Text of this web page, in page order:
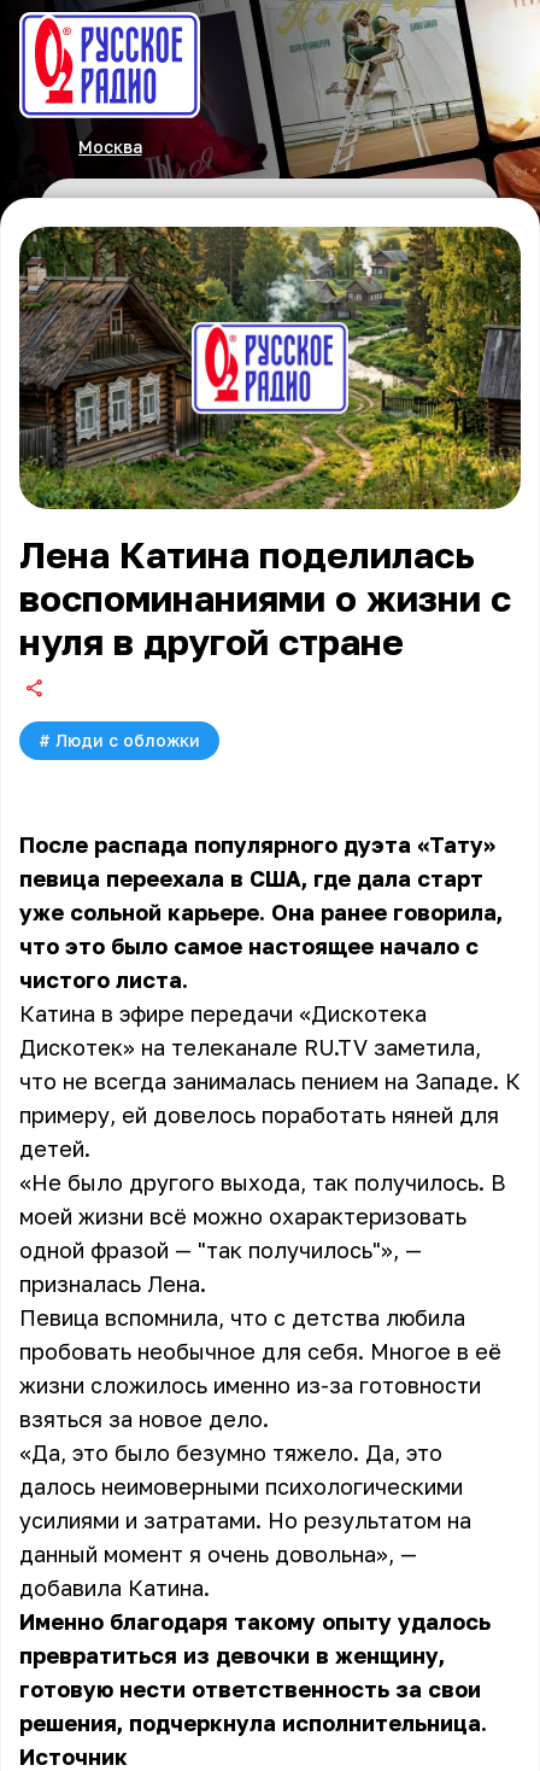
Москва
Лена Катина поделилась
воспоминаниями о жизни с
нуля в другой стране
# Люди с обложки
После распада популярного дуэта «Тату»
певица переехала в США, где дала старт
уже сольной карьере. Она ранее говорила,
что это было самое настоящее начало с
чистого листа.
Катина в эфире передачи «Дискотека
Дискотек» на телеканале RU.TV заметила,
что не всегда занималась пением на Западе. К
примеру, ей довелось поработать няней для
детей.
«Не было другого выхода, так получилось. В
моей жизни всё можно охарактеризовать
одной фразой — "так получилось"», —
призналась Лена.
Певица вспомнила, что с детства любила
пробовать необычное для себя. Многое в её
жизни сложилось именно из-за готовности
взяться за новое дело.
«Да, это было безумно тяжело. Да, это
далось неимоверными психологическими
усилиями и затратами. Но результатом на
данный момент я очень довольна», —
добавила Катина.
Именно благодаря такому опыту удалось
превратиться из девочки в женщину,
готовую нести ответственность за свои
решения, подчеркнула исполнительница.
Источник